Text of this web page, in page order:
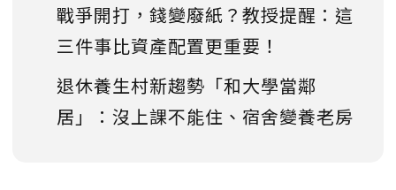
戰爭開打，錢變廢紙？教授提醒：這
三件事比資產配置更重要！
退休養生村新趨勢「和大學當鄰
居」：沒上課不能住、宿舍變養老房